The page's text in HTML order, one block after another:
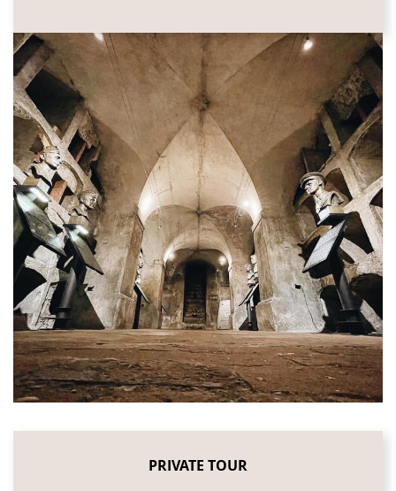
PRIVATE TOUR